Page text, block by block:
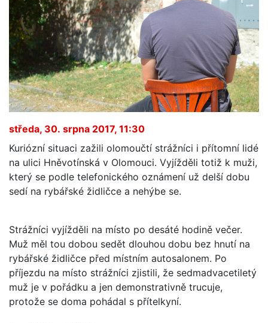
středa, 30. srpna 2017, 11:30
Kuriózní situaci zažili olomoučtí strážníci i přítomní lidé
na ulici Hněvotínská v Olomouci. Vyjížděli totiž k muži,
který se podle telefonického oznámení už delší dobu
sedí na rybářské židličce a nehýbe se.
Strážníci vyjížděli na místo po desáté hodině večer.
Muž měl tou dobou sedět dlouhou dobu bez hnutí na
rybářské židličce před místním autosalonem. Po
příjezdu na místo strážníci zjistili, že sedmadvacetiletý
muž je v pořádku a jen demonstrativně trucuje,
protože se doma pohádal s přítelkyní.